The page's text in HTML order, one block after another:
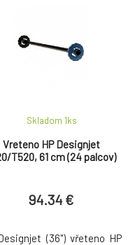
Vreteno HP Designjet
T520, 61 cm (24 palcov)
Skladom 1ks
94.34 €
(36") vřeteno HP